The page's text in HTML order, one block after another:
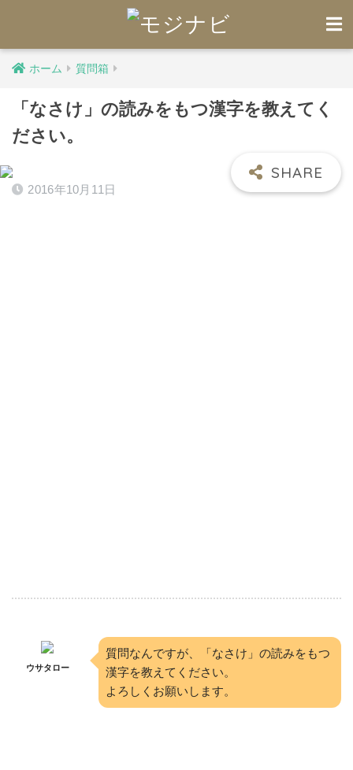
ホーム 質問箱
「なさけ」の読みをもつ漢字を教えてく
ださい。
2016年10月11日
ウサタロー
質問なんですが、「なさけ」の読みをもつ
漢字を教えてください。
よろしくお願いします。